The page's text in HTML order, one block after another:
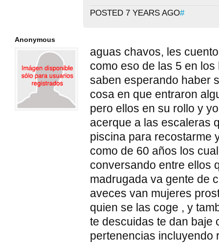
POSTED 7 YEARS AGO#
Anonymous
aguas chavos, les
como eso de las 5 en
saben esperando haber
cosa en que entraron
pero ellos en su rollo y
acerque a las escaleras
piscina para recostarme
como de 60 años los
conversando entre ellos
madrugada va gente de
aveces van mujeres
quien se las coge , y
te descuidas te dan baje
pertenencias incluyendo